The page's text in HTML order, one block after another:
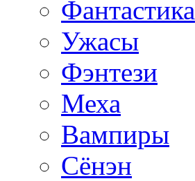
Фантастика
Ужасы
Фэнтези
Меха
Вампиры
Сёнэн